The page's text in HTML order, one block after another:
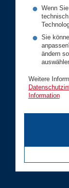
Wenn
Sie
ändern
Weitere
Information